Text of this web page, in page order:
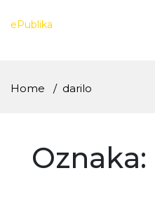
ePublika
Home darilo
Oznaka: